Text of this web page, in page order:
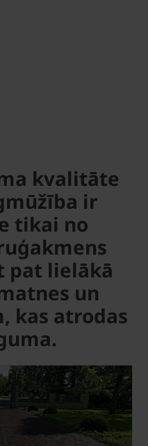
kvalitāte
ir
tikai no
pat lielākā
un
kas atrodas